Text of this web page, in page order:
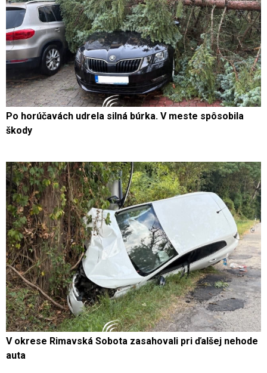
Po horúčavách udrela silná búrka. V meste spôsobila
škody
V okrese Rimavská Sobota zasahovali pri ďalšej nehode
auta